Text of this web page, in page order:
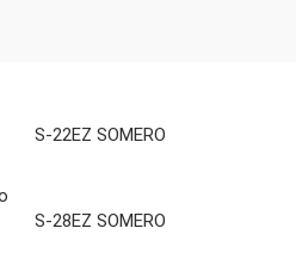
S-22EZ SOMERO
S-28EZ SOMERO